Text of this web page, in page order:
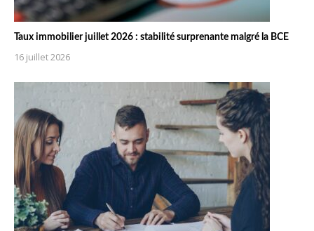
Taux immobilier juillet 2026 : stabilité surprenante malgré la BCE
16 juillet 2026